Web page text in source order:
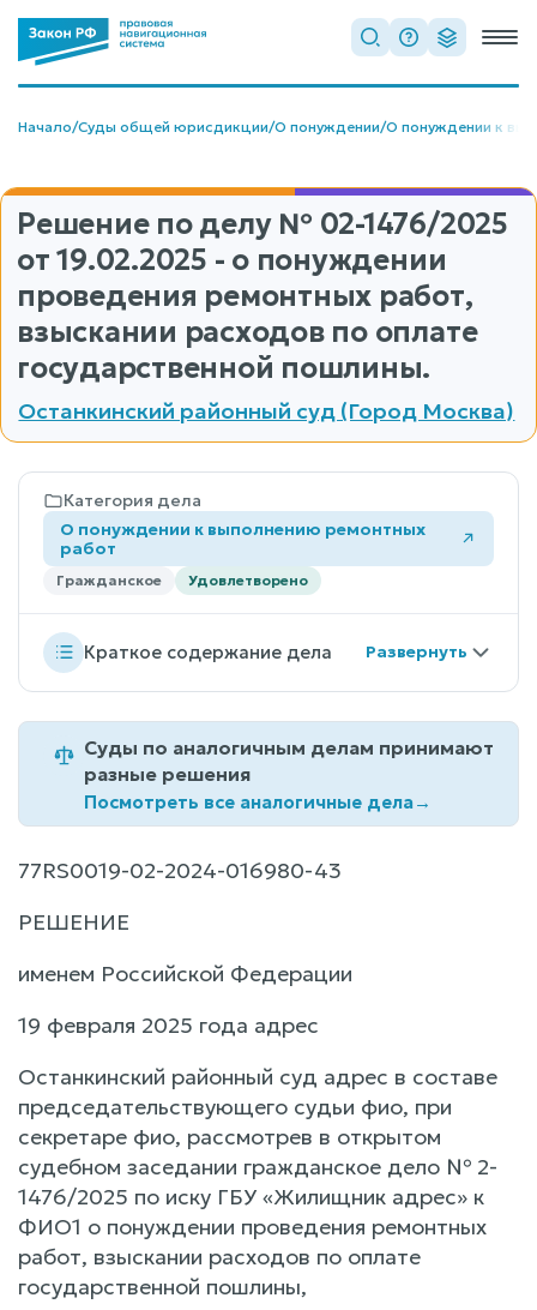
Начало/Суды общей юрисдикции/О понуждении/О понуждении к
Решение по делу № 02-1476/2025
от 19.02.2025 - о понуждении
проведения ремонтных работ,
взыскании расходов по оплате
государственной пошлины.
Останкинский районный суд (Город Москва)
Категория дела
О понуждении к выполнению ремонтных
работ
Гражданское Удовлетворено
Краткое содержание дела
Суды по аналогичным делам принимают
разные решения
Посмотреть все аналогичные дела→
77RS0019-02-2024-016980-43
РЕШЕНИЕ
именем Российской Федерации
19 февраля 2025 года адрес
Останкинский районный суд адрес в составе
председательствующего судьи фио, при
секретаре фио, рассмотрев в открытом
судебном заседании гражданское дело № 2-
1476/2025 по иску ГБУ «Жилищник адрес» к
ФИО1 о понуждении проведения ремонтных
работ, взыскании расходов по оплате
государственной пошлины,